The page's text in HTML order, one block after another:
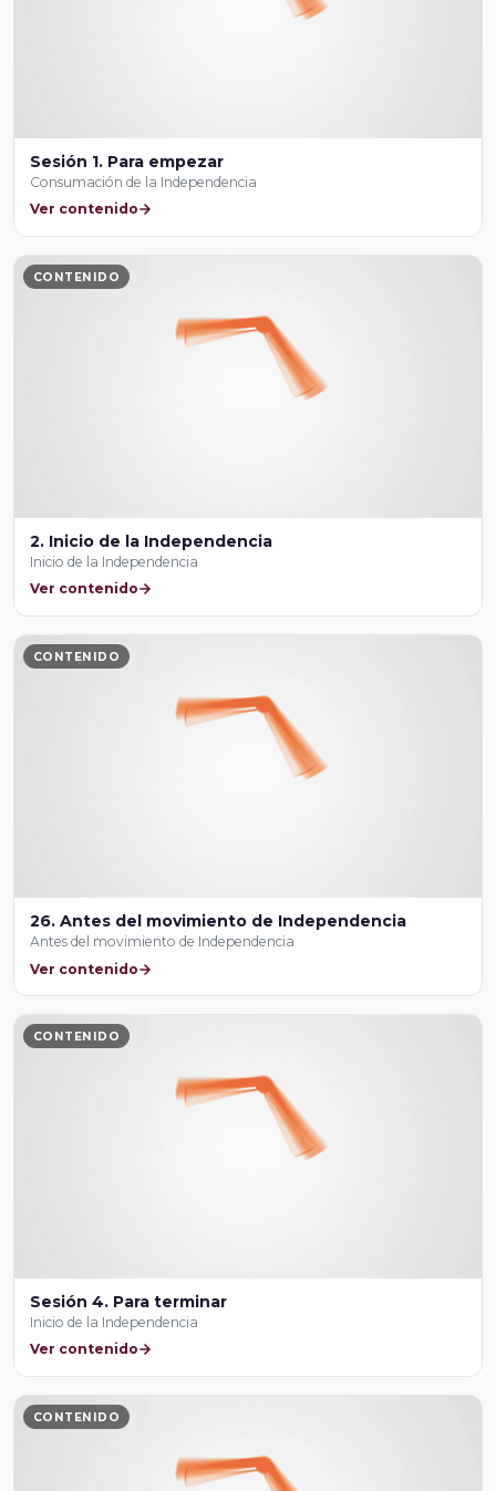
Sesión 1. Para empezar
Consumación de la Independencia
Ver contenido
CONTENIDO
2. Inicio de la Independencia
Inicio de la Independencia
Ver contenido
CONTENIDO
26. Antes del movimiento de Independencia
Antes del movimiento de Independencia
Ver contenido
CONTENIDO
Sesión 4. Para terminar
Inicio de la Independencia
Ver contenido
CONTENIDO